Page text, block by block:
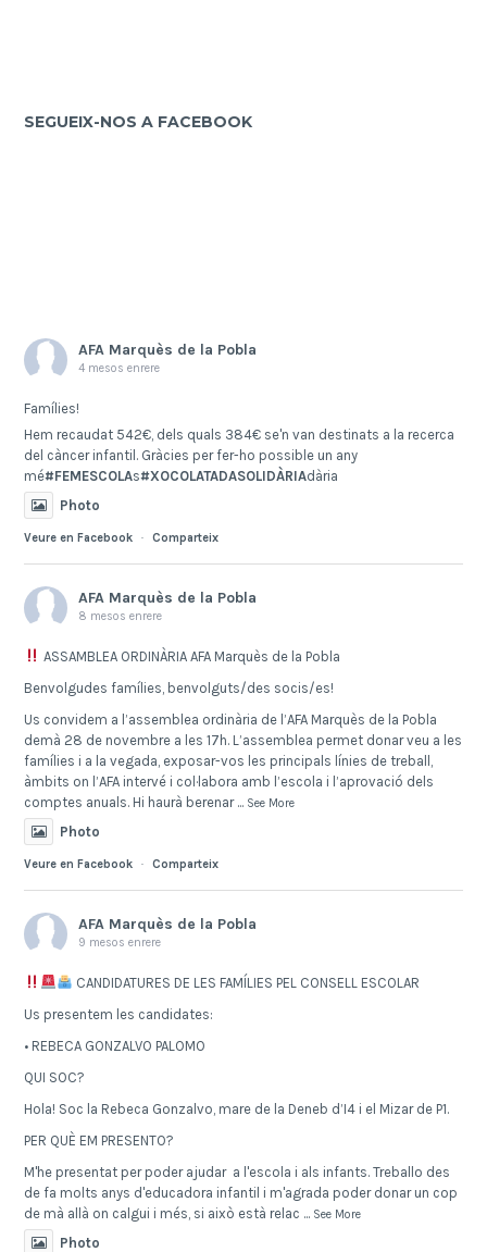
SEGUEIX-NOS A FACEBOOK
AFA Marquès de la Pobla
4 mesos enrere
Famílies!
Hem recaudat 542€, dels quals 384€ se'n van destinats a la recerca
del càncer infantil. Gràcies per fer-ho possible un any
mé#FEMESCOLAs#XOCOLATADASOLIDÀRIAdària
Photo
Veure en Facebook · Comparteix
AFA Marquès de la Pobla
8 mesos enrere
ASSAMBLEA ORDINÀRIA AFA Marquès de la Pobla
Benvolgudes famílies, benvolguts/des socis/es!
Us convidem a l’assemblea ordinària de l’AFA Marquès de la Pobla
demà 28 de novembre a les 17h. L’assemblea permet donar veu a les
famílies i a la vegada, exposar-vos les principals línies de treball,
àmbits on l’AFA intervé i col·labora amb l’escola i l’aprovació dels
comptes anuals. Hi haurà berenar ... See More
Photo
Veure en Facebook · Comparteix
AFA Marquès de la Pobla
9 mesos enrere
CANDIDATURES DE LES FAMÍLIES PEL CONSELL ESCOLAR
Us presentem les candidates:
• REBECA GONZALVO PALOMO
QUI SOC?
Hola! Soc la Rebeca Gonzalvo, mare de la Deneb d’I4 i el Mizar de P1.
PER QUÈ EM PRESENTO?
M'he presentat per poder ajudar a l'escola i als infants. Treballo des
de fa molts anys d'educadora infantil i m'agrada poder donar un cop
de mà allà on calgui i més, si això està relac ... See More
Photo